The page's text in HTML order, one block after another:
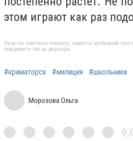
этом играют как раз
Якщо ви помітили помилку, виділіть необхідний
повідомити про це редакцію
#краматорск #милиция #школьники
Морозова Ольга